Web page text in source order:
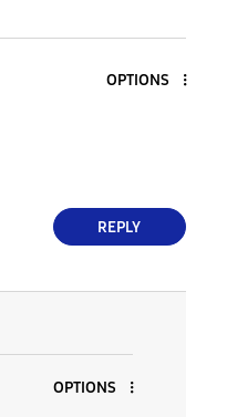
OPTIONS
REPLY
OPTIONS